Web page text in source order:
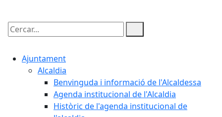
Cercar:
Ajuntament
Alcaldia
Benvinguda i informació de l'Alcaldessa
Agenda institucional de l'Alcaldia
Històric de l'agenda institucional de